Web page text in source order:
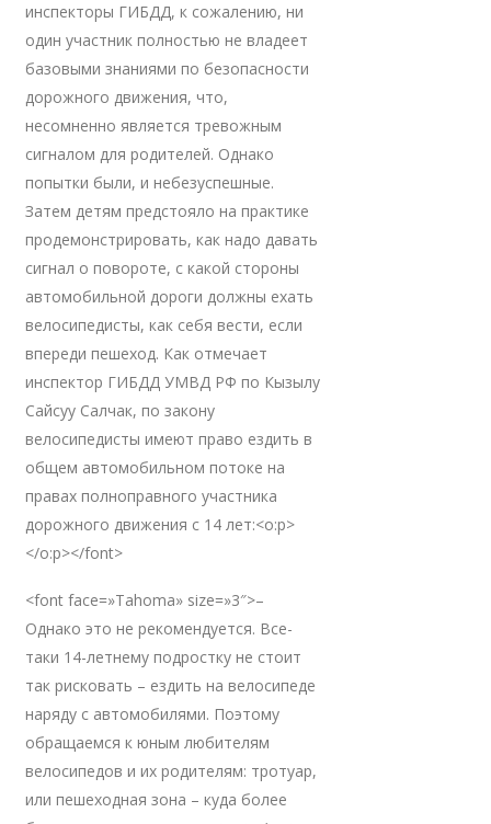
инспекторы ГИБДД, к сожалению, ни
один участник полностью не владеет
базовыми знаниями по безопасности
дорожного движения, что,
несомненно является тревожным
сигналом для родителей. Однако
попытки были, и небезуспешные.
Затем детям предстояло на практике
продемонстрировать, как надо давать
сигнал о повороте, с какой стороны
автомобильной дороги должны ехать
велосипедисты, как себя вести, если
впереди пешеход. Как отмечает
инспектор ГИБДД УМВД РФ по Кызылу
Сайсуу Салчак, по закону
велосипедисты имеют право ездить в
общем автомобильном потоке на
правах полноправного участника
дорожного движения с 14 лет:<o:p>
</o:p></font>
<font face=»Tahoma» size=»3″>–
Однако это не рекомендуется. Все-
таки 14-летнему подростку не стоит
так рисковать – ездить на велосипеде
наряду с автомобилями. Поэтому
обращаемся к юным любителям
велосипедов и их родителям: тротуар,
или пешеходная зона – куда более